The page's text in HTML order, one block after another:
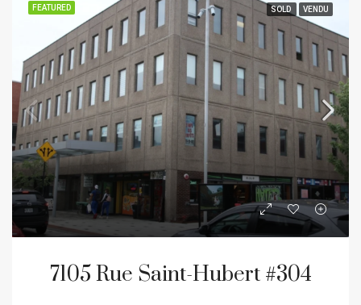
FEATURED SOLD VENDU
7105 Rue Saint-Hubert #304